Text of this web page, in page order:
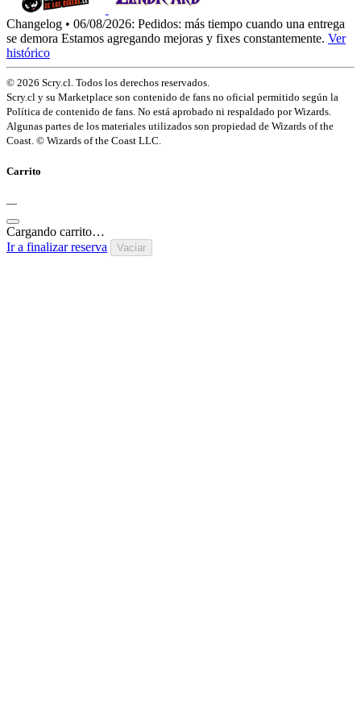
Changelog • 06/08/2026: Pedidos: más tiempo cuando una entrega
se demora Estamos agregando mejoras y fixes constantemente. Ver
histórico
© 2026 Scry.cl. Todos los derechos reservados.
Scry.cl y su Marketplace son contenido de fans no oficial permitido según la
Política de contenido de fans. No está aprobado ni respaldado por Wizards.
Algunas partes de los materiales utilizados son propiedad de Wizards of the
Coast. © Wizards of the Coast LLC.
Carrito
—
Cargando carrito…
Ir a finalizar reserva
Vaciar